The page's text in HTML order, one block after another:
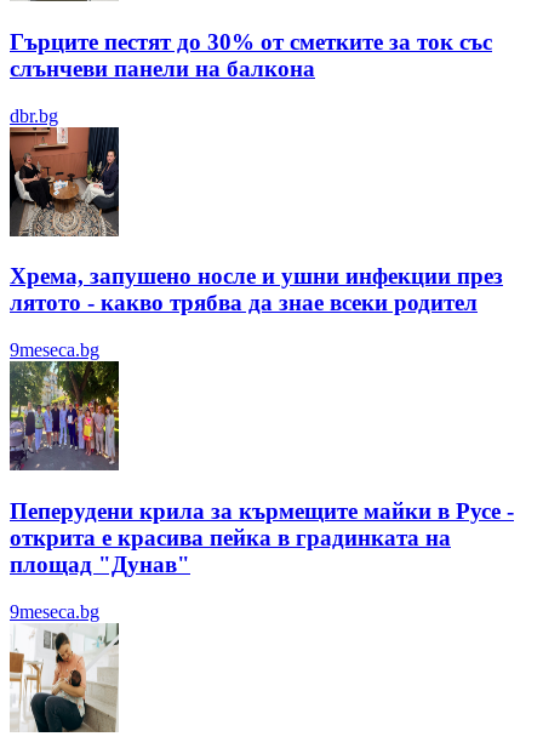
Гърците пестят до 30% от сметките за ток със
слънчеви панели на балкона
dbr.bg
Хрема, запушено носле и ушни инфекции през
лятотo - какво трябва да знае всеки родител
9meseca.bg
Пеперудени крила за кърмещите майки в Русе -
открита е красива пейка в градинката на
площад "Дунав"
9meseca.bg